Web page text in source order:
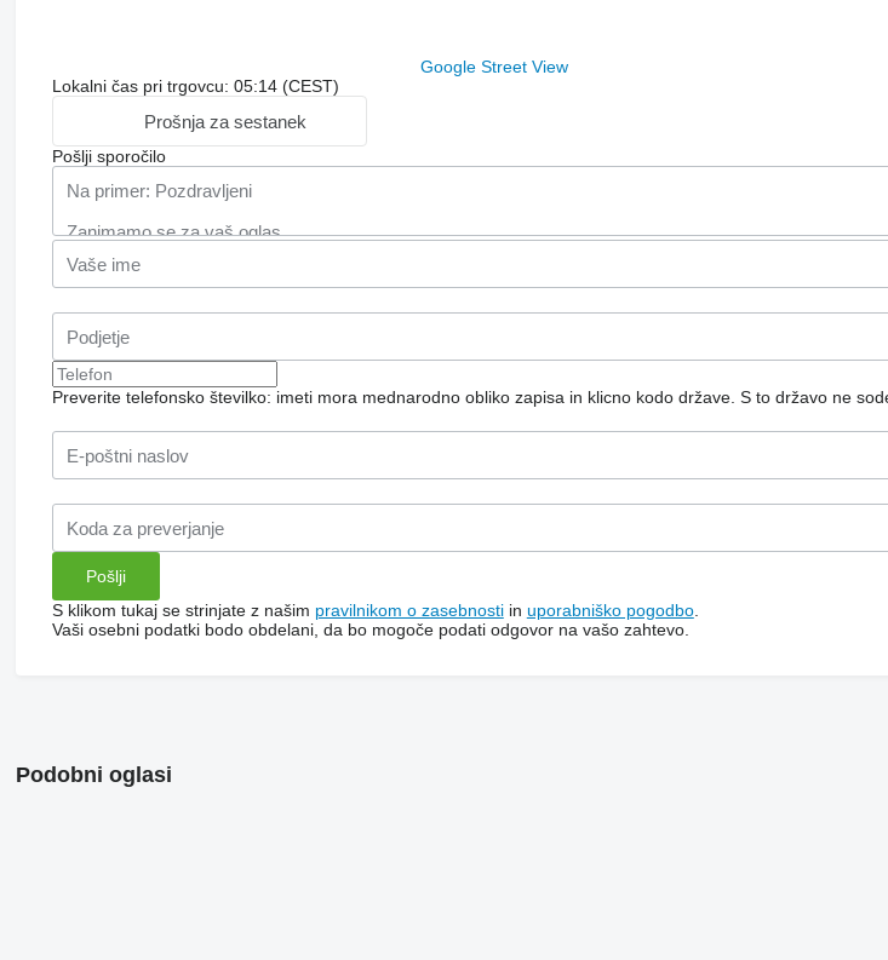
Google Street View
Lokalni čas pri trgovcu: 05:14 (CEST)
Prošnja za sestanek
Pošlji sporočilo
Preverite telefonsko številko: imeti mora mednarodno obliko zapisa in klicno kodo države. S to državo ne
S klikom tukaj se strinjate z našim pravilnikom o zasebnostiin uporabniško pogodbo.
Vaši osebni podatki bodo obdelani, da bo mogoče podati odgovor na vašo zahtevo.
Podobni oglasi